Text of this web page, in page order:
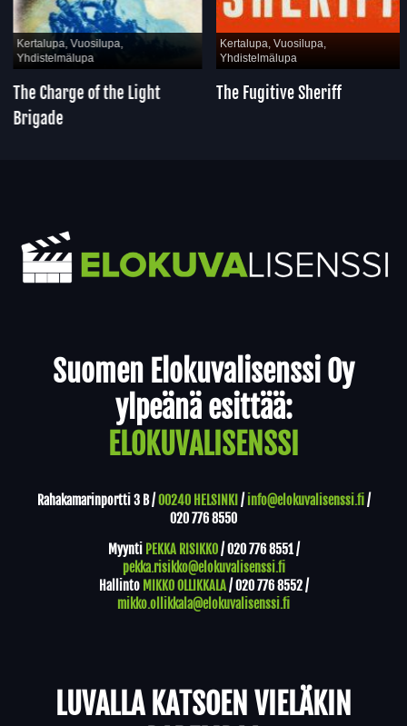
Kertalupa, Vuosilupa,
Yhdistelmälupa
The Charge of the Light
Brigade
Kertalupa, Vuosilupa,
Yhdistelmälupa
The Fugitive Sheriff
Suomen Elokuvalisenssi Oy
ylpeänä esittää:
ELOKUVALISENSSI
Rahakamarinportti 3 B /00240 HELSINKI / info@elokuvalisenssi.fi/
020 776 8550
Myynti PEKKA RISIKKO/020 776 8551/
pekka.risikko@elokuvalisenssi.fi
Hallinto MIKKO OLLIKKALA/020 776 8552/
mikko.ollikkala@elokuvalisenssi.fi
LUVALLA KATSOEN VIELÄKIN